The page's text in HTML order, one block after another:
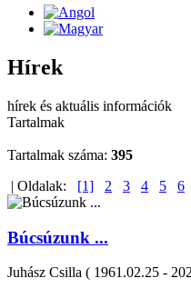
Hírek
hírek és aktuális információk
Tartalmak
Tartalmak száma: 395
| Oldalak: [1] 2 3 4 5 6
Búcsúzunk ...
Juhász Csilla ( 1961.02.25 -